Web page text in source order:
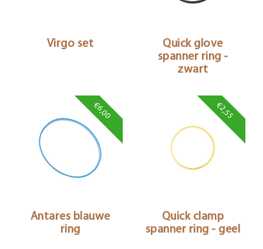
Virgo set
Quick glove
spanner ring -
zwart
€6,00
Antares blauwe
ring
€2,55
Quick clamp
spanner ring - geel